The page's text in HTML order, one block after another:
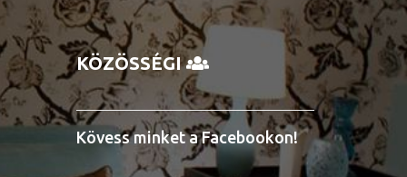
KÖZÖSSÉGI
Kövess minket a Facebookon!